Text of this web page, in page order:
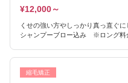
¥12,000～
くせの強い方やしっかり真っ直ぐ
シャンプーブロー込み ※ロング料
縮毛矯正